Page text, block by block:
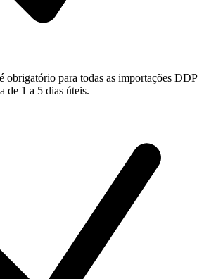
obrigatório para todas as importações DDP
de 1 a 5 dias úteis.